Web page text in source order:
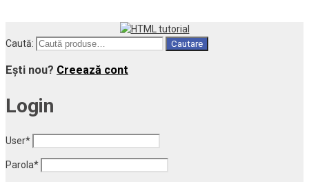
Caută: Cautare
Ești nou? Creează cont
Login
User*
Parola*